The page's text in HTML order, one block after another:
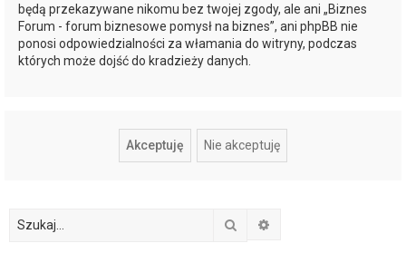
będą przekazywane nikomu bez twojej zgody, ale ani „Biznes
Forum - forum biznesowe pomysł na biznes”, ani phpBB nie
ponosi odpowiedzialności za włamania do witryny, podczas
których może dojść do kradzieży danych.
Szukaj